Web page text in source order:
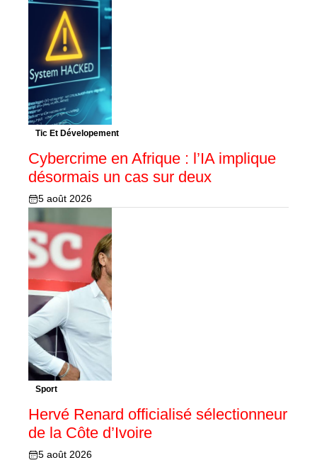
Tic Et Dévelopement
Cybercrime en Afrique : l’IA implique
désormais un cas sur deux
5 août 2026
Sport
Hervé Renard officialisé sélectionneur
de la Côte d’Ivoire
5 août 2026